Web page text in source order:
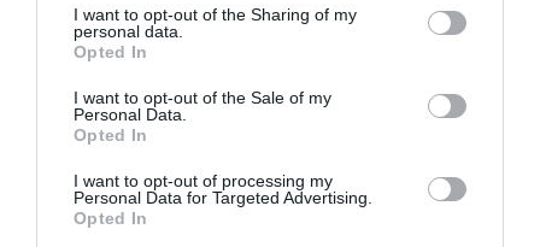
I want to opt-out of the Sharing of my
personal data.
Opted In
I want to opt-out of the Sale of my
Personal Data.
Opted In
I want to opt-out of processing my
Personal Data for Targeted Advertising.
Opted In